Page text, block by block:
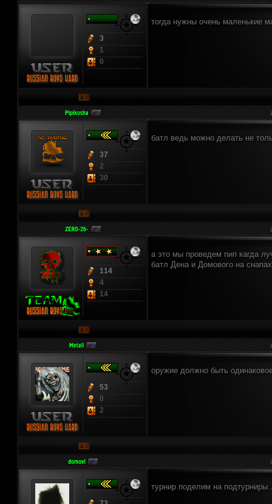
3
1
0
тогда нужны очень маленькие
37
2
30
батл ведь можно делать не
114
4
14
а это мы проведем пип кагда
батл Дена и Домового на
53
0
2
оружие должно быть
турнир поделим на